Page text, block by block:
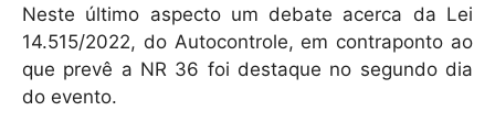
Neste último aspecto um debate acerca da Lei
14.515/2022, do Autocontrole, em contraponto ao
que prevê a NR 36 foi destaque no segundo dia
do evento.